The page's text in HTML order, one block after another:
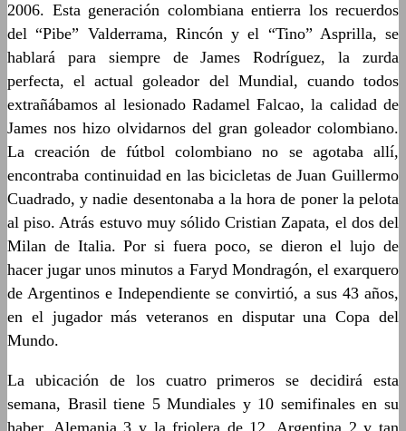
2006. Esta generación colombiana entierra los recuerdos
del “Pibe” Valderrama, Rincón y el “Tino” Asprilla, se
hablará para siempre de James Rodríguez, la zurda
perfecta, el actual goleador del Mundial, cuando todos
extrañábamos al lesionado Radamel Falcao, la calidad de
James nos hizo olvidarnos del gran goleador colombiano.
La creación de fútbol colombiano no se agotaba allí,
encontraba continuidad en las bicicletas de Juan Guillermo
Cuadrado, y nadie desentonaba a la hora de poner la pelota
al piso. Atrás estuvo muy sólido Cristian Zapata, el dos del
Milan de Italia. Por si fuera poco, se dieron el lujo de
hacer jugar unos minutos a Faryd Mondragón, el exarquero
de Argentinos e Independiente se convirtió, a sus 43 años,
en el jugador más veteranos en disputar una Copa del
Mundo.
La ubicación de los cuatro primeros se decidirá esta
semana, Brasil tiene 5 Mundiales y 10 semifinales en su
haber, Alemania 3 y la friolera de 12, Argentina 2 y tan